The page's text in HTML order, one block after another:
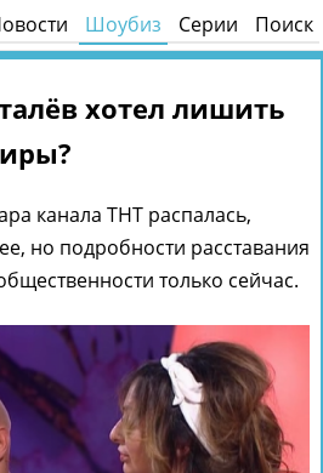
Шоубиз Серии Поиск
хотел лишить
канала ТНТ распалась,
но подробности расставания
только сейчас.